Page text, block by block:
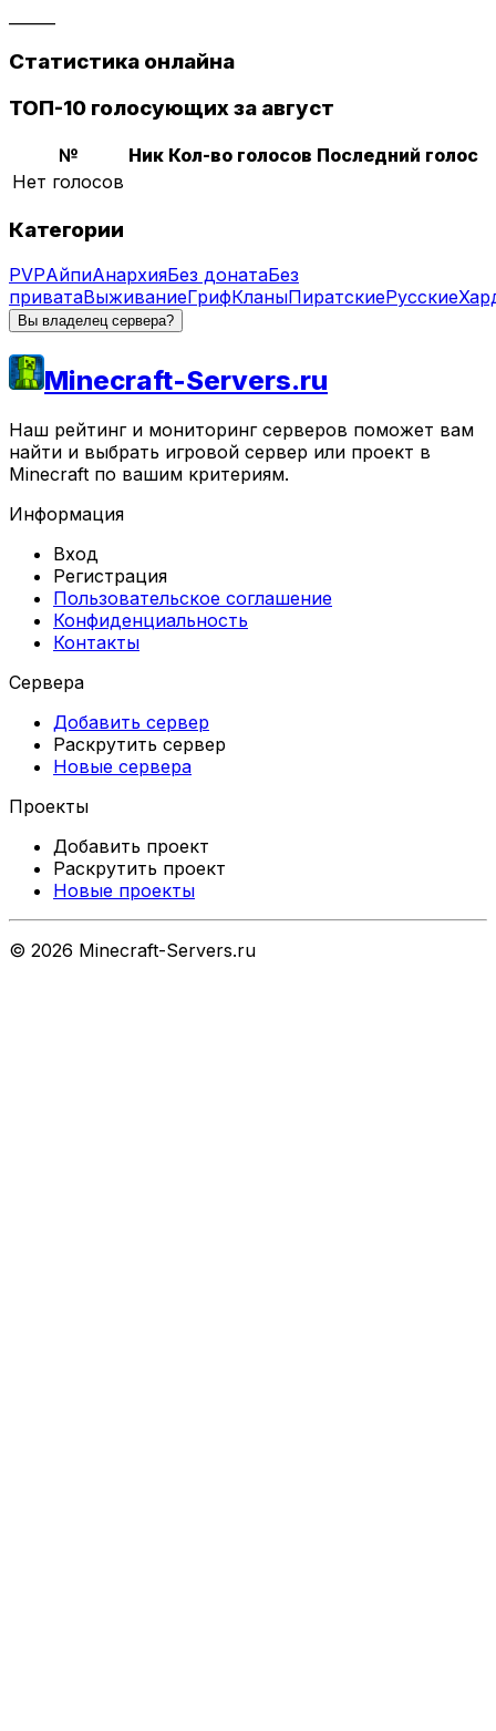
Статистика онлайна
ТОП-10 голосующих за август
№ Ник Кол-во голосов Последний голос
Нет голосов
Категории
PVPАйпиАнархияБез донатаБез
приватаВыживаниеГрифКланыПиратскиеРусские
Вы владелец сервера?
Minecraft-Servers.ru
Наш рейтинг и мониторинг серверов поможет вам
найти и выбрать игровой сервер или проект в
Minecraft по вашим критериям.
Информация
Вход
Регистрация
Пользовательское соглашение
Конфиденциальность
Контакты
Сервера
Добавить сервер
Раскрутить сервер
Новые сервера
Проекты
Добавить проект
Раскрутить проект
Новые проекты
© 2026 Minecraft-Servers.ru